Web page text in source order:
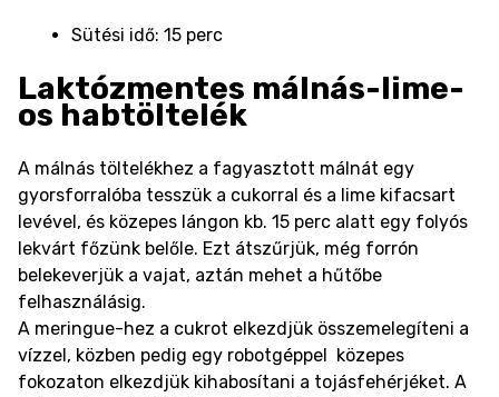
Sütési idő: 15 perc
Laktózmentes málnás-lime-
os habtöltelék
A málnás töltelékhez a fagyasztott málnát egy
gyorsforralóba tesszük a cukorral és a lime kifacsart
levével, és közepes lángon kb. 15 perc alatt egy folyós
lekvárt főzünk belőle. Ezt átszűrjük, még forrón
belekeverjük a vajat, aztán mehet a hűtőbe
felhasználásig.
A meringue-hez a cukrot elkezdjük összemelegíteni a
vízzel, közben pedig egy robotgéppel közepes
fokozaton elkezdjük kihabosítani a tojásfehérjéket. A